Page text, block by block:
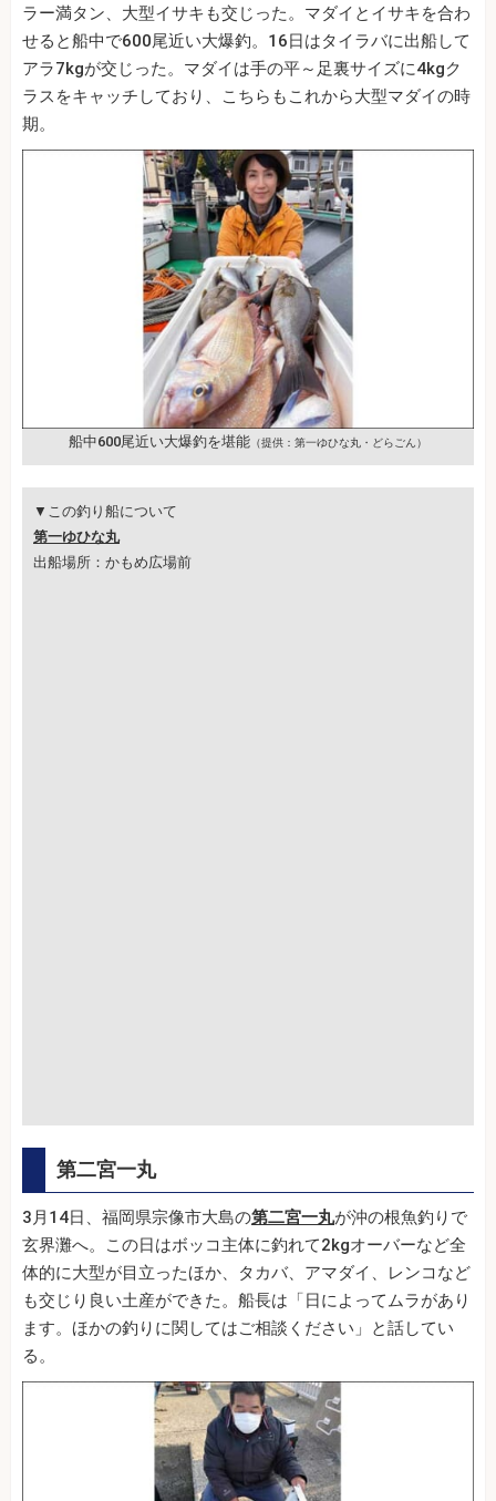
ラー満タン、大型イサキも交じった。マダイとイサキを合わ
せると船中で600尾近い大爆釣。16日はタイラバに出船して
アラ7kgが交じった。マダイは手の平～足裏サイズに4kgク
ラスをキャッチしており、こちらもこれから大型マダイの時
期。
船中600尾近い大爆釣を堪能 （提供：第一ゆひな丸・どらごん）
▼この釣り船について
第一ゆひな丸
出船場所：かもめ広場前
第二宮一丸
3月14日、福岡県宗像市大島の第二宮一丸が沖の根魚釣りで
玄界灘へ。この日はボッコ主体に釣れて2kgオーバーなど全
体的に大型が目立ったほか、タカバ、アマダイ、レンコなど
も交じり良い土産ができた。船長は「日によってムラがあり
ます。ほかの釣りに関してはご相談ください」と話してい
る。